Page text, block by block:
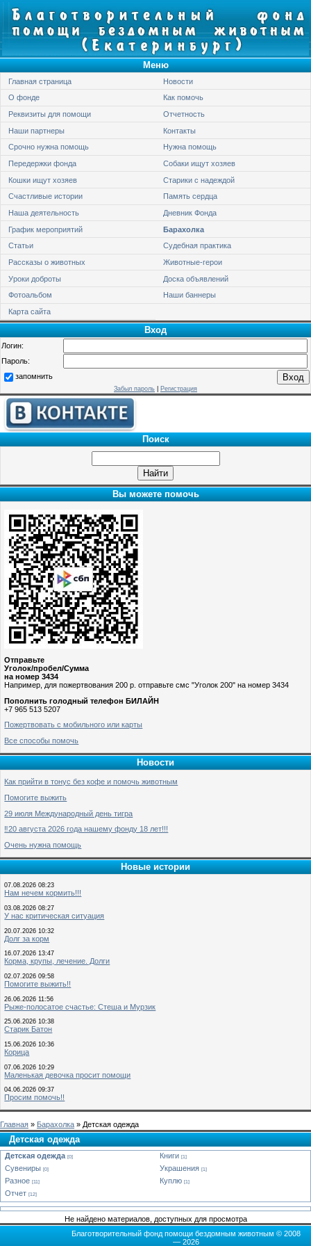
Меню
Главная страница
Новости
О фонде
Как помочь
Реквизиты для помощи
Отчетность
Наши партнеры
Контакты
Срочно нужна помощь
Нужна помощь
Передержки фонда
Собаки ищут хозяев
Кошки ищут хозяев
Старики с надеждой
Счастливые истории
Память сердца
Наша деятельность
Дневник Фонда
График мероприятий
Барахолка
Статьи
Судебная практика
Рассказы о животных
Животные-герои
Уроки доброты
Доска объявлений
Фотоальбом
Наши баннеры
Карта сайта
Вход
Логин:
Пароль:
запомнить
Забыл пароль Регистрация
Поиск
Вы можете помочь
Отправьте
Уголок/пробел/Сумма
на номер 3434
Например, для пожертвования 200 р. отправьте смс "Уголок 200" на номер 3434
Пополнить голодный телефон БИЛАЙН
+7 965 513 5207
Пожертвовать с мобильного или карты
Все способы помочь
Новости
Как прийти в тонус без кофе и помочь животным
Помогите выжить
29 июля Международный день тигра
‼️20 августа 2026 года нашему фонду 18 лет!!!
Очень нужна помощь
Новые истории
07.08.2026 08:23
Нам нечем кормить!!!
03.08.2026 08:27
У нас критическая ситуация
20.07.2026 10:32
Долг за корм
16.07.2026 13:47
Корма, крупы, лечение. Долги
02.07.2026 09:58
Помогите выжить!!
26.06.2026 11:56
Рыже-полосатое счастье: Стеша и Мурзик
25.06.2026 10:38
Старик Батон
15.06.2026 10:36
Корица
07.06.2026 10:29
Маленькая девочка просит помощи
04.06.2026 09:37
Просим помочь!!
Главная » Барахолка » Детская одежда
Детская одежда
Детская одежда [0] Книги [1]
Сувениры [0] Украшения [1]
Разное [11] Куплю [1]
Отчет [12]
Не найдено материалов, доступных для просмотра
Благотворительный фонд помощи бездомным животным © 2008
— 2026